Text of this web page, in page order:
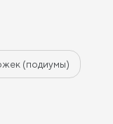
(подиумы)